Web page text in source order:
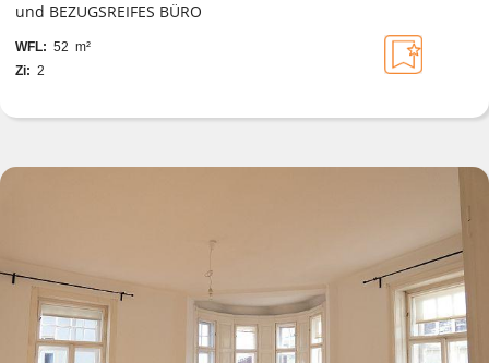
und BEZUGSREIFES BÜRO
WFL: 52 m²
Zi: 2